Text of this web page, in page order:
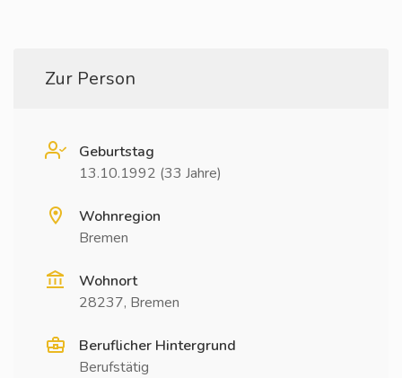
Zur Person
Geburtstag
13.10.1992 (33 Jahre)
Wohnregion
Bremen
Wohnort
28237, Bremen
Beruflicher Hintergrund
Berufstätig